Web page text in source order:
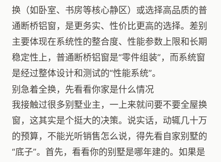
换（如卧室、书房等核心静区）或选择高品质的普
通断桥铝窗，是更务实、性价比更高的选择。差别
主要体现在系统性的整合度、性能参数上限和长期
稳定性上，普通断桥铝窗是“零件组装”，而系统窗
是经过整体设计和测试的“性能系统”。
别急着全换，先看看你家是什么情况
我接触过很多别墅业主，一上来就问要不要全屋换
窗，这其实是个挺大的决策。说实话，动辄几十万
的预算，不能光听销售怎么说，得先看自家别墅的
“底子”。首先，看看你的别墅是哪年建的。如果是